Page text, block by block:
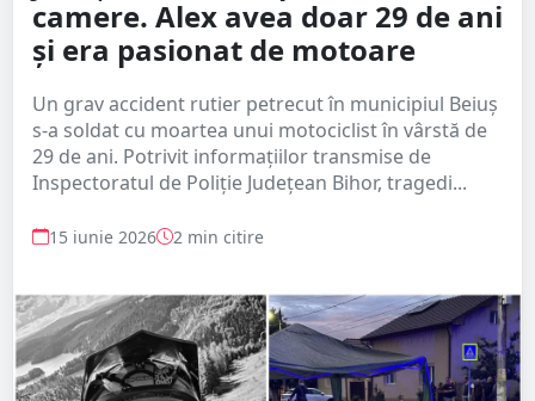
camere. Alex avea doar 29 de ani
și era pasionat de motoare
Un grav accident rutier petrecut în municipiul Beiuș
s-a soldat cu moartea unui motociclist în vârstă de
29 de ani. Potrivit informațiilor transmise de
Inspectoratul de Poliție Județean Bihor, tragedi...
15 iunie 2026 2 min citire